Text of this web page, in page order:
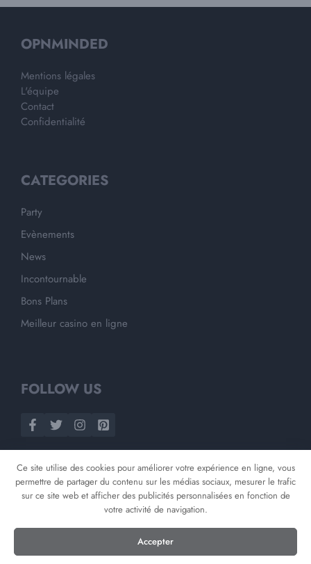
OPNMINDED
Mentions légales
L'équipe
Contact
Confidentialité
CATEGORIES
Party
Evènements
News
Incontournable
Bons Plans
Meilleur casino en ligne
FOLLOW US
©2026Opnminded
Ce site utilise des cookies pour améliorer votre expérience en ligne, vous
permettre de partager du contenu sur les médias sociaux, mesurer le trafic
sur ce site web et afficher des publicités personnalisées en fonction de
votre activité de navigation.
Accepter